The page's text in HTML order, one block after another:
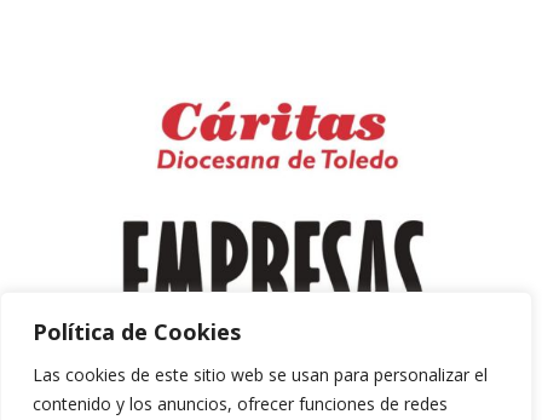
Política de Cookies
Las cookies de este sitio web se usan para personalizar el
contenido y los anuncios, ofrecer funciones de redes